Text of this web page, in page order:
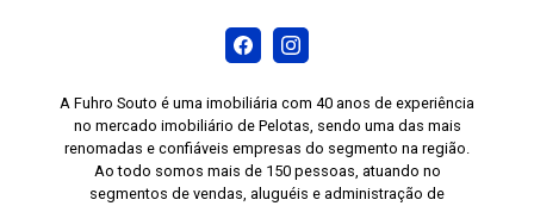
A Fuhro Souto é uma imobiliária com 40 anos de experiência
no mercado imobiliário de Pelotas, sendo uma das mais
renomadas e confiáveis empresas do segmento na região.
Ao todo somos mais de 150 pessoas, atuando no
segmentos de vendas, aluguéis e administração de